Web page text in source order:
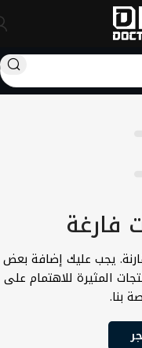
فارغة
يجب عليك إضافة بعض
المثيرة للاهتمام على
بنا.